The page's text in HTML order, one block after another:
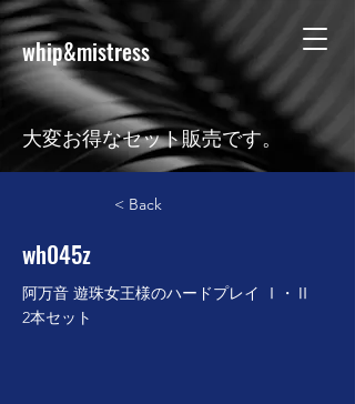
whip&mistress
大変お得なセット販売です。
< Back
wh045z
阿万音 遊珠女王様のハードプレイ Ⅰ・Ⅱ
2本セット